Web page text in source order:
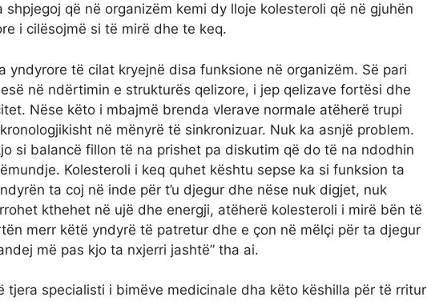
shpjegoj që në organizëm kemi dy lloje kolesteroli që në gjuhën
i cilësojmë si të mirë dhe te keq.
yndyrore të cilat kryejnë disa funksione në organizëm. Së pari
në ndërtimin e strukturës qelizore, i jep qelizave fortësi dhe
Nëse këto i mbajmë brenda vlerave normale atëherë trupi
në mënyrë të sinkronizuar. Nuk ka asnjë problem.
si balancë fillon të na prishet pa diskutim që do të na ndodhin
Kolesteroli i keq quhet kështu sepse ka si funksion ta
ta coj në inde për t’u djegur dhe nëse nuk digjet, nuk
kthehet në ujë dhe energji, atëherë kolesteroli i mirë bën të
merr këtë yndyrë të patretur dhe e çon në mëlçi për ta djegur
më pas kjo ta nxjerri jashtë” tha ai.
tjera specialisti i bimëve medicinale dha këto këshilla për të rritur